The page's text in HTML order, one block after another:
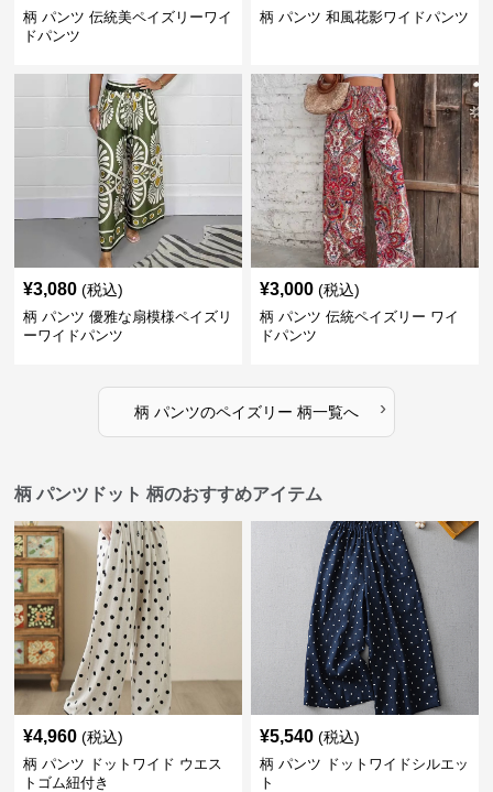
柄 パンツ 伝統美ペイズリーワイ
ドパンツ
柄 パンツ 和風花影ワイドパンツ
¥3,080 (税込)
柄 パンツ 優雅な扇模様ペイズリ
ーワイドパンツ
¥3,000 (税込)
柄 パンツ 伝統ペイズリー ワイ
ドパンツ
柄 パンツのペイズリー 柄一覧へ ›
柄 パンツドット 柄のおすすめアイテム
¥4,960 (税込)
柄 パンツ ドットワイド ウエス
トゴム紐付き
¥5,540 (税込)
柄 パンツ ドットワイドシルエッ
ト